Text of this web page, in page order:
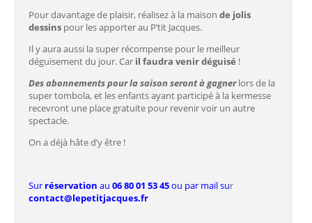
Pour davantage de plaisir, réalisez à la maison de jolis
dessins pour les apporter au P’tit Jacques.
Il y aura aussi la super récompense pour le meilleur
déguisement du jour. Car il faudra venir déguisé !
Des abonnements pour la saison seront à gagnerlors de la
super tombola, et les enfants ayant participé à la kermesse
recevront une place gratuite pour revenir voir un autre
spectacle.
On a déjà hâte d’y être !
Sur réservation au 06 80 01 53 45ou par mail sur
contact@lepetitjacques.fr